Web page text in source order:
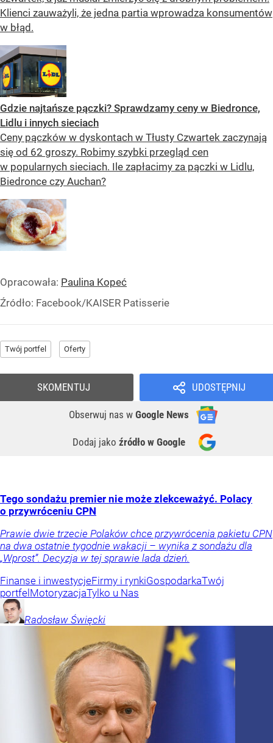
Klienci zauważyli, że jedna partia wprowadza konsumentów
w błąd.
Gdzie najtańsze pączki? Sprawdzamy ceny w Biedronce,
Lidlu i innych sieciach
Ceny pączków w dyskontach w Tłusty Czwartek zaczynają
się od 62 groszy. Robimy szybki przegląd cen
w popularnych sieciach. Ile zapłacimy za pączki w Lidlu,
Biedronce czy Auchan?
Opracowała: Paulina Kopeć
Źródło: Facebook/KAISER Patisserie
Twój portfel Oferty
UDOSTĘPNIJ
Obserwuj nas w Google News
Dodaj jako źródło w Google
SKOMENTUJ
Tego sondażu premier nie może zlekceważyć. Polacy
o przywróceniu CPN
Prawie dwie trzecie Polaków chce przywrócenia pakietu CPN
na dwa ostatnie tygodnie wakacji – wynika z sondażu dla
„Wprost”. Decyzja w tej sprawie lada dzień.
Finanse i inwestycjeFirmy i rynkiGospodarkaTwój
portfelMotoryzacjaTylko u Nas
Radosław Święcki